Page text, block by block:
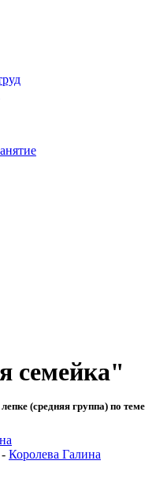
семейка"
(средняя группа) по теме
Королева Галина